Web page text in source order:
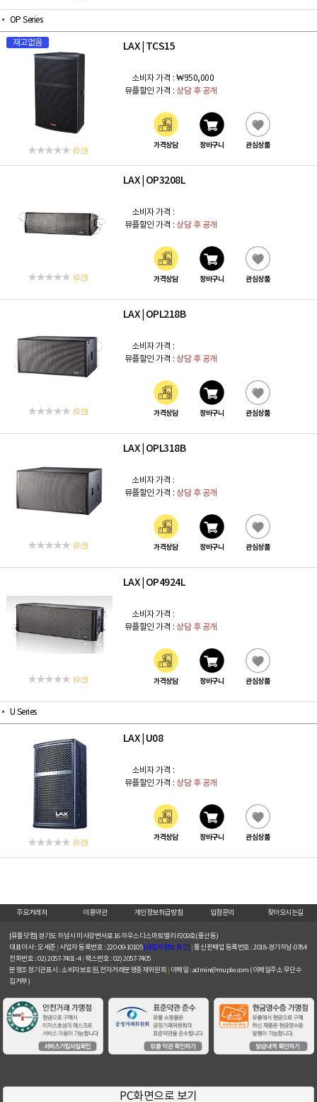
OP Series
재고없음
(0 건)
LAX TCS15
소비자 가격 : ₩950,000
뮤플할인 가격 : 상담 후 공개
가격상담 장바구니 관심상품
(0 건)
LAX OP3208L
소비자 가격 :
뮤플할인 가격 : 상담 후 공개
가격상담 장바구니 관심상품
(0 건)
LAX OPL218B
소비자 가격 :
뮤플할인 가격 : 상담 후 공개
가격상담 장바구니 관심상품
(0 건)
LAX OPL318B
소비자 가격 :
뮤플할인 가격 : 상담 후 공개
가격상담 장바구니 관심상품
(0 건)
LAX OP4924L
소비자 가격 :
뮤플할인 가격 : 상담 후 공개
가격상담 장바구니 관심상품
U Series
(0 건)
LAX U08
소비자 가격 :
뮤플할인 가격 : 상담 후 공개
가격상담 장바구니 관심상품
주요거래처 이용약관 개인정보취급방침 입점문의 찾아오시는길
[뮤플닷컴] 경기도 하남시 미사강변서로 16 하우스디스마트밸리 F209호(풍산동)
대표이사 : 오세준
사업자 등록번호 : 220-09-10105 [사업자정보 확인]
통신판매업 등록번호 : 2018-경기하남-0784
전화번호 : 02) 2057-7401~4 팩스번호 : 02) 2057-7405
분쟁조정기관표시 : 소비자보호원, 전자거래분쟁중재위원회
이메일 : admin@muple.com (이메일주소 무단수
집거부)
PC화면으로 보기